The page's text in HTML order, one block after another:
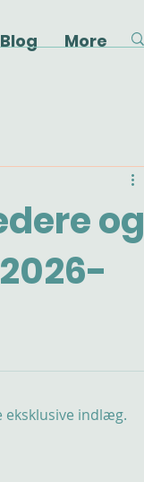
Blog More
og
indlæg.